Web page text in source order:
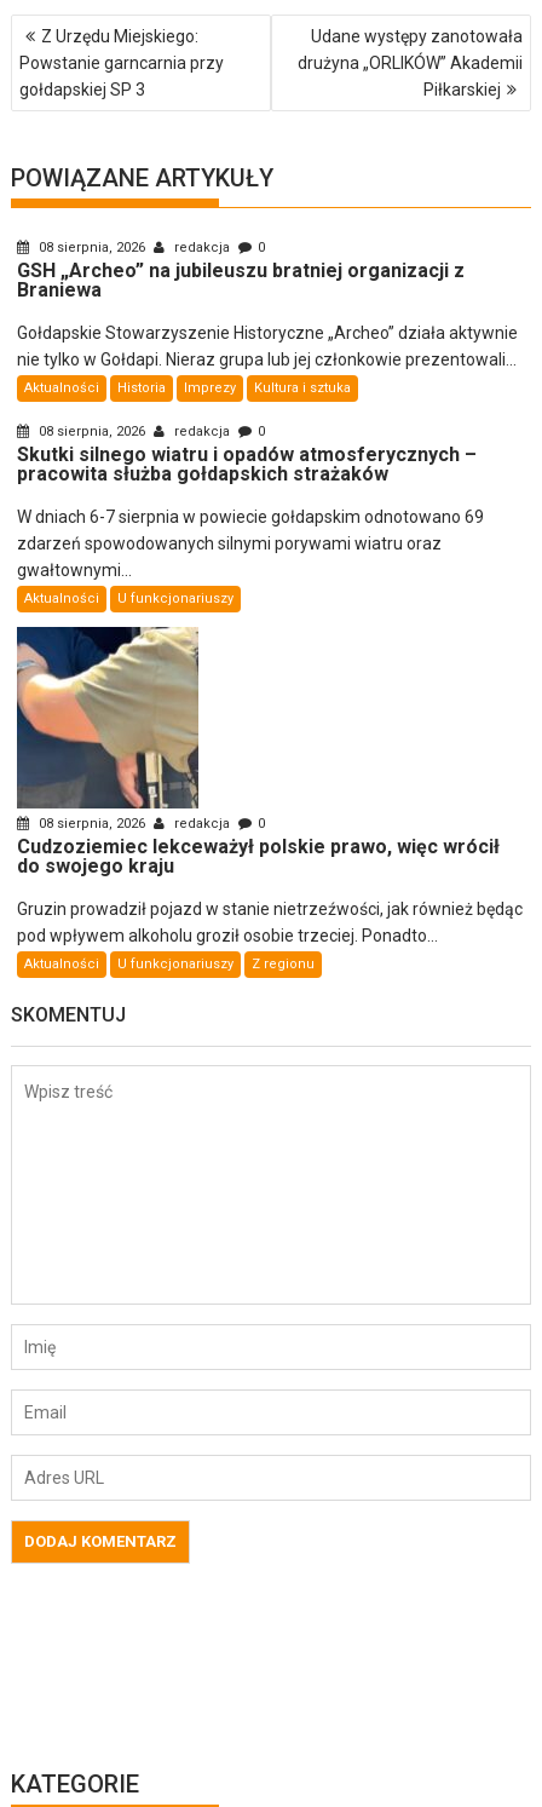
Nawigacja
wpisu
Z Urzędu Miejskiego:
Powstanie garncarnia przy
gołdapskiej SP 3
Udane występy zanotowała
drużyna „ORLIKÓW” Akademii
Piłkarskiej
POWIĄZANE ARTYKUŁY
08 sierpnia, 2026 redakcja 0
GSH „Archeo” na jubileuszu bratniej organizacji z
Braniewa
Gołdapskie Stowarzyszenie Historyczne „Archeo” działa aktywnie
nie tylko w Gołdapi. Nieraz grupa lub jej członkowie prezentowali...
Aktualności Historia Imprezy Kultura i sztuka
08 sierpnia, 2026 redakcja 0
Skutki silnego wiatru i opadów atmosferycznych –
pracowita służba gołdapskich strażaków
W dniach 6-7 sierpnia w powiecie gołdapskim odnotowano 69
zdarzeń spowodowanych silnymi porywami wiatru oraz
gwałtownymi...
Aktualności U funkcjonariuszy
08 sierpnia, 2026 redakcja 0
Cudzoziemiec lekceważył polskie prawo, więc wrócił
do swojego kraju
Gruzin prowadził pojazd w stanie nietrzeźwości, jak również będąc
pod wpływem alkoholu groził osobie trzeciej. Ponadto...
Aktualności U funkcjonariuszy Z regionu
SKOMENTUJ
KATEGORIE